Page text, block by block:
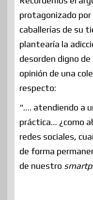
protagonizado por
caballerías de su
plantearía la
desorden digno
opinión de una
respecto:
“…. atendiendo a
práctica… ¿como
redes sociales,
de forma
de nuestro